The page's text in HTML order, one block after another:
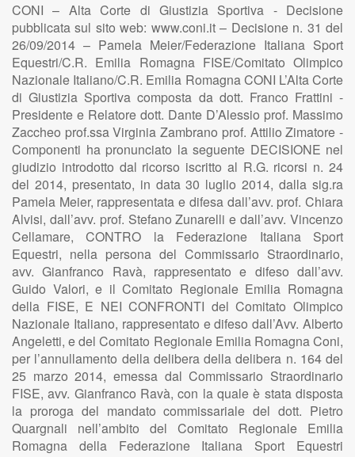
CONI – Alta Corte di Giustizia Sportiva - Decisione
pubblicata sul sito web: www.coni.it – Decisione n. 31 del
26/09/2014 – Pamela Meier/Federazione Italiana Sport
Equestri/C.R. Emilia Romagna FISE/Comitato Olimpico
Nazionale Italiano/C.R. Emilia Romagna CONI L’Alta Corte
di Giustizia Sportiva composta da dott. Franco Frattini -
Presidente e Relatore dott. Dante D’Alessio prof. Massimo
Zaccheo prof.ssa Virginia Zambrano prof. Attilio Zimatore -
Componenti ha pronunciato la seguente DECISIONE nel
giudizio introdotto dal ricorso iscritto al R.G. ricorsi n. 24
del 2014, presentato, in data 30 luglio 2014, dalla sig.ra
Pamela Meier, rappresentata e difesa dall’avv. prof. Chiara
Alvisi, dall’avv. prof. Stefano Zunarelli e dall’avv. Vincenzo
Cellamare, CONTRO la Federazione Italiana Sport
Equestri, nella persona del Commissario Straordinario,
avv. Gianfranco Ravà, rappresentato e difeso dall’avv.
Guido Valori, e il Comitato Regionale Emilia Romagna
della FISE, E NEI CONFRONTI del Comitato Olimpico
Nazionale Italiano, rappresentato e difeso dall’Avv. Alberto
Angeletti, e del Comitato Regionale Emilia Romagna Coni,
per l’annullamento della delibera della delibera n. 164 del
25 marzo 2014, emessa dal Commissario Straordinario
FISE, avv. Gianfranco Ravà, con la quale è stata disposta
la proroga del mandato commissariale del dott. Pietro
Quargnali nell’ambito del Comitato Regionale Emilia
Romagna della Federazione Italiana Sport Equestri